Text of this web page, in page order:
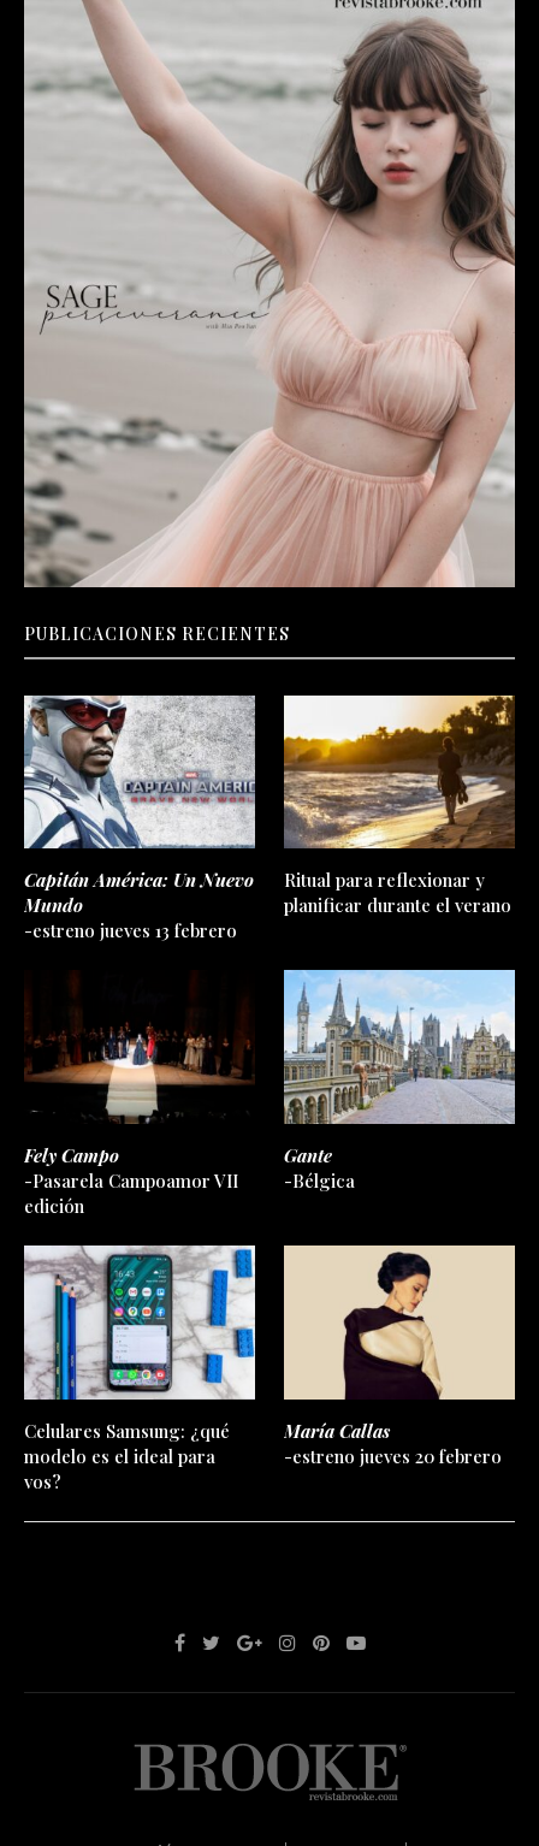
PUBLICACIONES RECIENTES
Capitán América: Un Nuevo
Mundo
-estreno jueves 13 febrero
Ritual para reflexionar y
planificar durante el verano
Fely Campo
-Pasarela Campoamor VII
edición
Gante
-Bélgica
Celulares Samsung: ¿qué
modelo es el ideal para
vos?
María Callas
-estreno jueves 20 febrero